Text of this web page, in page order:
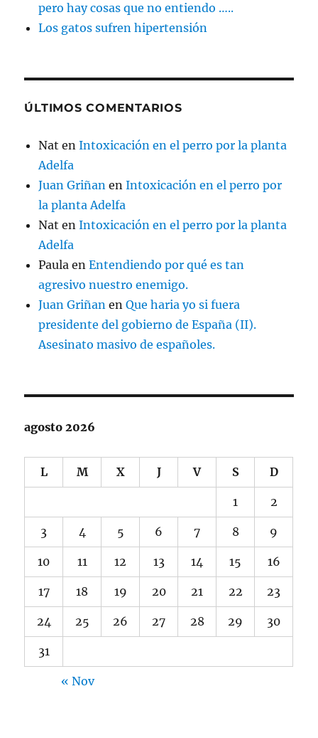
pero hay cosas que no entiendo …..
Los gatos sufren hipertensión
ÚLTIMOS COMENTARIOS
Nat enIntoxicación en el perro por la planta
Adelfa
Juan Griñan enIntoxicación en el perro por
la planta Adelfa
Nat enIntoxicación en el perro por la planta
Adelfa
Paula enEntendiendo por qué es tan
agresivo nuestro enemigo.
Juan Griñan enQue haria yo si fuera
presidente del gobierno de España (II).
Asesinato masivo de españoles.
agosto 2026
L M X J V S D
1 2
3 4 5 6 7 8 9
10 11 12 13 14 15 16
17 18 19 20 21 22 23
24 25 26 27 28 29 30
31
« Nov